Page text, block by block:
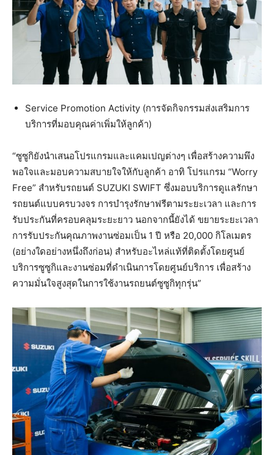
Service Promotion Activity (การจัดกิจกรรมส่งเสริมการ
บริการที่มอบคุณค่าเพิ่มให้ลูกค้า)
“ซูซูกิยังนำเสนอโปรแกรมและแคมเปญต่างๆ เพื่อสร้างความพึง
พอใจและมอบความสบายใจให้กับลูกค้า อาทิ โปรแกรม “Worry
Free” สำหรับรถยนต์ SUZUKI SWIFT ซึ่งมอบบริการดูแลรักษา
รถยนต์แบบครบวงจร การบำรุงรักษาฟรีตามระยะเวลา และการ
รับประกันที่ครอบคลุมระยะยาว นอกจากนี้ยังได้ ขยายระยะเวลา
การรับประกันคุณภาพงานซ่อมเป็น 1 ปี หรือ 20,000 กิโลเมตร
(อย่างใดอย่างหนึ่งถึงก่อน) สำหรับอะไหล่แท้ที่ติดตั้งโดยศูนย์
บริการซูซูกิและงานซ่อมที่ดำเนินการโดยศูนย์บริการ เพื่อสร้าง
ความมั่นใจสูงสุดในการใช้งานรถยนต์ซูซูกิทุกรุ่น”